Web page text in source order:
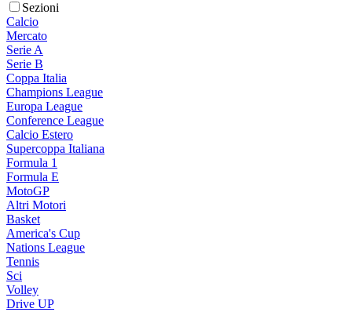
Sezioni
Calcio
Mercato
Serie A
Serie B
Coppa Italia
Champions League
Europa League
Conference League
Calcio Estero
Supercoppa Italiana
Formula 1
Formula E
MotoGP
Altri Motori
Basket
America's Cup
Nations League
Tennis
Sci
Volley
Drive UP